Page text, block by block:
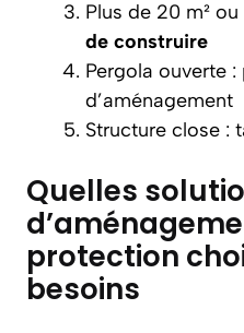
Plus de 20 m²
de construire
Pergola ouverte
d’aménagement
Structure close :
Quelles
protection
besoins